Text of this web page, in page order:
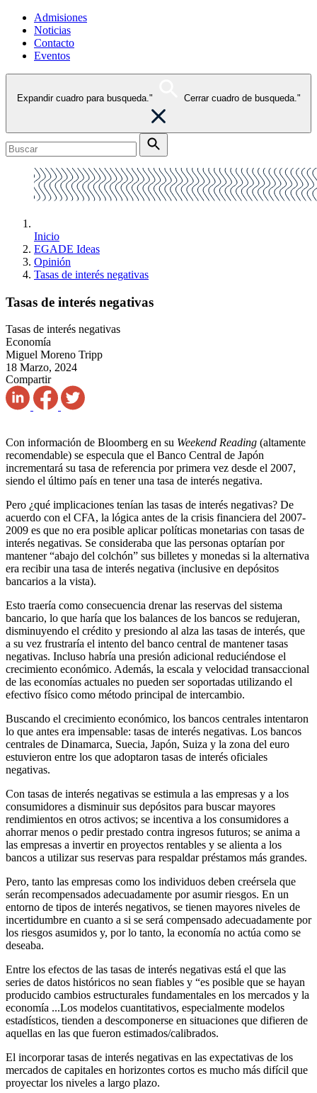
Admisiones
Noticias
Contacto
Eventos
Expandir cuadro para busqueda." Cerrar cuadro de busqueda."
Inicio
EGADE Ideas
Opinión
Tasas de interés negativas
Tasas de interés negativas
Tasas de interés negativas
Economía
Miguel Moreno Tripp
18 Marzo, 2024
Compartir
Con información de Bloomberg en su Weekend Reading (altamente
recomendable) se especula que el Banco Central de Japón
incrementará su tasa de referencia por primera vez desde el 2007,
siendo el último país en tener una tasa de interés negativa.
Pero ¿qué implicaciones tenían las tasas de interés negativas? De
acuerdo con el CFA, la lógica antes de la crisis financiera del 2007-
2009 es que no era posible aplicar políticas monetarias con tasas de
interés negativas. Se consideraba que las personas optarían por
mantener “abajo del colchón” sus billetes y monedas si la alternativa
era recibir una tasa de interés negativa (inclusive en depósitos
bancarios a la vista).
Esto traería como consecuencia drenar las reservas del sistema
bancario, lo que haría que los balances de los bancos se redujeran,
disminuyendo el crédito y presiondo al alza las tasas de interés, que
a su vez frustraría el intento del banco central de mantener tasas
negativas. Incluso habría una presión adicional reduciéndose el
crecimiento económico. Además, la escala y velocidad transaccional
de las economías actuales no pueden ser soportadas utilizando el
efectivo físico como método principal de intercambio.
Buscando el crecimiento económico, los bancos centrales intentaron
lo que antes era impensable: tasas de interés negativas. Los bancos
centrales de Dinamarca, Suecia, Japón, Suiza y la zona del euro
estuvieron entre los que adoptaron tasas de interés oficiales
negativas.
Con tasas de interés negativas se estimula a las empresas y a los
consumidores a disminuir sus depósitos para buscar mayores
rendimientos en otros activos; se incentiva a los consumidores a
ahorrar menos o pedir prestado contra ingresos futuros; se anima a
las empresas a invertir en proyectos rentables y se alienta a los
bancos a utilizar sus reservas para respaldar préstamos más grandes.
Pero, tanto las empresas como los individuos deben creérsela que
serán recompensados adecuadamente por asumir riesgos. En un
entorno de tipos de interés negativos, se tienen mayores niveles de
incertidumbre en cuanto a si se será compensado adecuadamente por
los riesgos asumidos y, por lo tanto, la economía no actúa como se
deseaba.
Entre los efectos de las tasas de interés negativas está el que las
series de datos históricos no sean fiables y “es posible que se hayan
producido cambios estructurales fundamentales en los mercados y la
economía ...Los modelos cuantitativos, especialmente modelos
estadísticos, tienden a descomponerse en situaciones que difieren de
aquellas en las que fueron estimados/calibrados.
El incorporar tasas de interés negativas en las expectativas de los
mercados de capitales en horizontes cortos es mucho más difícil que
proyectar los niveles a largo plazo.